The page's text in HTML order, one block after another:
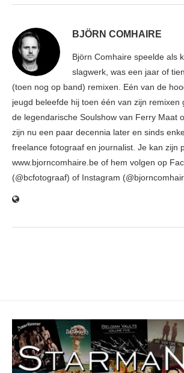
BJÖRN COMHAIRE
Björn Comhaire speelde als
slagwerk, was een jaar of
(toen nog op band) remixen. Eén van de
jeugd beleefde hij toen één van zijn remixen
de legendarische Soulshow van Ferry Maat
zijn nu een paar decennia later en sinds
freelance fotograaf en journalist. Je kan zijn
www.bjorncomhaire.be of hem volgen op
(@bcfotograaf) of Instagram